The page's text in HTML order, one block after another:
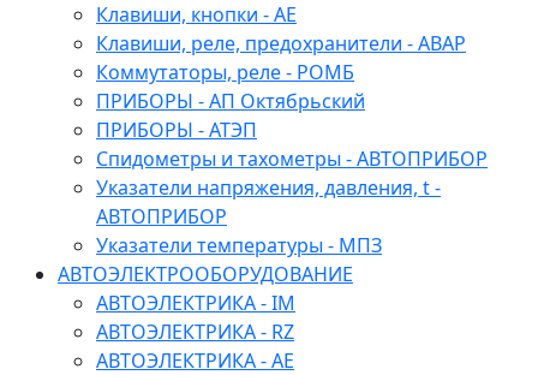
Клавиши, кнопки - АЕ
Клавиши, реле, предохранители - АВАР
Коммутаторы, реле - РОМБ
ПРИБОРЫ - АП Октябрьский
ПРИБОРЫ - АТЭП
Спидометры и тахометры - АВТОПРИБОР
Указатели напряжения, давления, t -
АВТОПРИБОР
Указатели температуры - МПЗ
АВТОЭЛЕКТРООБОРУДОВАНИЕ
АВТОЭЛЕКТРИКА - IM
АВТОЭЛЕКТРИКА - RZ
АВТОЭЛЕКТРИКА - АЕ